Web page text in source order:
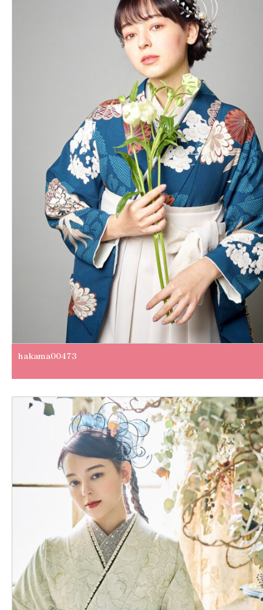
hakama00473